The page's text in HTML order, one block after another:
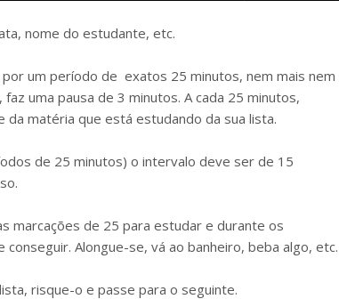
nome do estudante, etc.
um período de exatos 25 minutos, nem mais nem
uma pausa de 3 minutos. A cada 25 minutos,
da matéria que está estudando da sua lista.
de 25 minutos) o intervalo deve ser de 15
marcações de 25 para estudar e durante os
Alongue-se, vá ao banheiro, beba algo, etc.
risque-o e passe para o seguinte.